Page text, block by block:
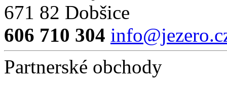
671 82 Dobšice
606 710 304
Partnerské obchody